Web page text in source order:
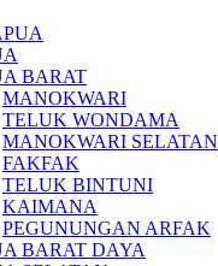
BARAT
MANOKWARI
TELUK WONDAMA
MANOKWARI SELATAN
FAKFAK
TELUK BINTUNI
KAIMANA
PEGUNUNGAN ARFAK
BARAT DAYA